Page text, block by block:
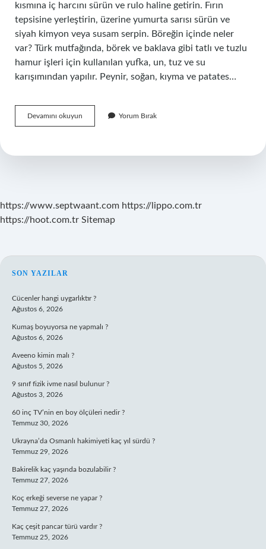
kısmına iç harcını sürün ve rulo haline getirin. Fırın
tepsisine yerleştirin, üzerine yumurta sarısı sürün ve
siyah kimyon veya susam serpin. Böreğin içinde neler
var? Türk mutfağında, börek ve baklava gibi tatlı ve tuzlu
hamur işleri için kullanılan yufka, un, tuz ve su
karışımından yapılır. Peynir, soğan, kıyma ve patates…
Devamını okuyun
Böreğinde
Mı
Yorum Bırak
https://www.septwaant.com https://lippo.com.tr
https://hoot.com.tr Sitemap
SIDEBAR
SON YAZILAR
Cücenler hangi uygarlıktır ?
Ağustos 6, 2026
Kumaş boyuyorsa ne yapmalı ?
Ağustos 6, 2026
Aveeno kimin malı ?
Ağustos 5, 2026
9 sınıf fizik ivme nasıl bulunur ?
Ağustos 3, 2026
60 inç TV’nin en boy ölçüleri nedir ?
Temmuz 30, 2026
Ukrayna’da Osmanlı hakimiyeti kaç yıl sürdü ?
Temmuz 29, 2026
Bakirelik kaç yaşında bozulabilir ?
Temmuz 27, 2026
Koç erkeği severse ne yapar ?
Temmuz 27, 2026
Kaç çeşit pancar türü vardır ?
Temmuz 25, 2026